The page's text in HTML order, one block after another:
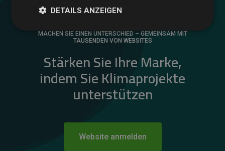
MACHEN SIE EINEN UNTERSCHIED – GEMEINSAM MIT
TAUSENDEN VON WEBSITES
Stärken Sie Ihre Marke,
indem Sie Klimaprojekte
unterstützen
Website anmelden
DETAILS ANZEIGEN